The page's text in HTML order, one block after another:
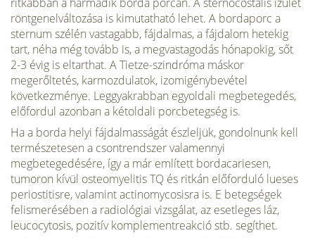
röntgenelváltozása is kimutatható lehet. A bordaporc a
sternum szélén vastagabb, fájdalmas, a fájdalom hetekig
tart, néha még tovább is, a megvastagodás hónapokig, sőt
2-3 évig is eltarthat. A Tietze-szindróma máskor
megerőltetés, karmozdulatok, izomigénybevétel
következménye. Leggyakrabban egyoldali megbetegedés,
előfordul azonban a kétoldali porcbetegség is.
Ha a borda helyi fájdalmasságát észleljük, gondolnunk kell
természetesen a csontrendszer valamennyi
megbetegedésére, így a már említett bordacariesen,
tumoron kívül osteomyelitis TQ és ritkán előforduló lueses
periostitisre, valamint actinomycosisra is. E betegségek
felismerésében a radiológiai vizsgálat, az esetleges láz,
leucocytosis, pozitív komplementreakció stb. segíthet.